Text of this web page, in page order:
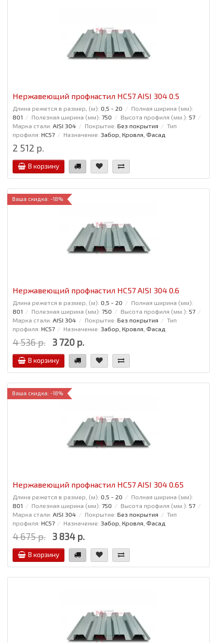
Нержавеющий профнастил НС57 AISI 304 0.5
Длина режется в размер, (м): 0,5 - 20
Полная ширина (мм):
801
Полезная ширина (мм): 750 Высота профиля (мм.): 57
Марка стали: AISI 304 Покрытие: Без покрытия
Тип
профиля: НС57 Назначение: Забор, Кровля, Фасад
2 512 р.
В корзину
Ваша скидка: -18%
Нержавеющий профнастил НС57 AISI 304 0.6
Длина режется в размер, (м): 0,5 - 20
Полная ширина (мм):
801
Полезная ширина (мм): 750 Высота профиля (мм.): 57
Марка стали: AISI 304 Покрытие: Без покрытия
Тип
профиля: НС57 Назначение: Забор, Кровля, Фасад
4 536 р. 3 720 р.
В корзину
Ваша скидка: -18%
Нержавеющий профнастил НС57 AISI 304 0.65
Длина режется в размер, (м): 0,5 - 20
Полная ширина (мм):
801
Полезная ширина (мм): 750 Высота профиля (мм.): 57
Марка стали: AISI 304 Покрытие: Без покрытия
Тип
профиля: НС57 Назначение: Забор, Кровля, Фасад
4 675 р. 3 834 р.
В корзину